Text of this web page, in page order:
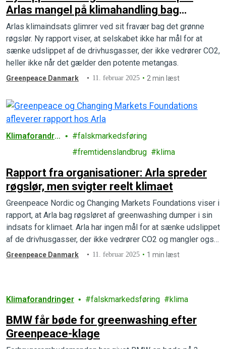
Arlas mangel på klimahandling bag
“røgsløret”
Arlas klimaindsats glimrer ved sit fravær bag det grønne
røgslør. Ny rapport viser, at selskabet ikke har mål for at
sænke udslippet af de drivhusgasser, der ikke vedrører CO2,
heller ikke når det gælder den potente metangas.
Greenpeace Danmark 11. februar 2025 2 min læst
Klimaforandrin
falskmarkedsføring
fremtidenslandbrug
klima
Rapport fra organisationer: Arla spreder
røgslør, men svigter reelt klimaet
Greenpeace Nordic og Changing Markets Foundations viser i
rapport, at Arla bag røgsløret af greenwashing dumper i sin
indsats for klimaet. Arla har ingen mål for at sænke udslippet
af de drivhusgasser, der ikke vedrører CO2 og mangler også
mål for metangas.
Greenpeace Danmark 11. februar 2025 1 min læst
Klimaforandringer falskmarkedsføring klima
BMW får bøde for greenwashing efter
Greenpeace-klage